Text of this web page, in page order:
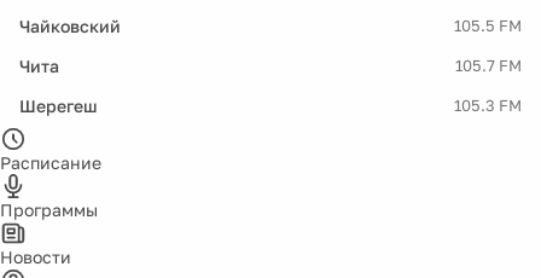
Чайковский 105.5 FM
Чита 105.7 FM
Шерегеш 105.3 FM
Расписание
Программы
Новости